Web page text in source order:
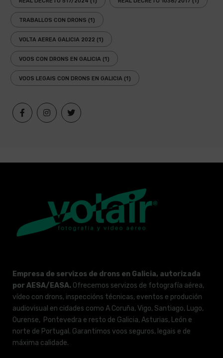
TRABALLOS CON DRONS (1)
VOLTA AEREA GALICIA 2022 (1)
VOOS CON DRONS EN GALICIA (1)
VOOS LEGAIS CON DRONS EN GALICIA (1)
Empresa de servizos de drons en Galicia, autorizada
por AESA/EASA. Ofrecemos servizos de fotografía aérea,
vídeo con drons, inspeccións técnicas, eventos e produción
audiovisual en cidades como A Coruña, Vigo, Santiago, Lugo,
Ourense, Pontevedra e resto de Galicia, Asturias, León e
norte de Portugal. Garantimos voos seguros, legais e de
máxima calidade.